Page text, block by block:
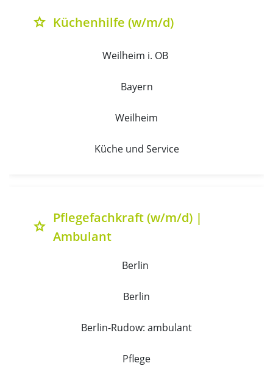
grade Küchenhilfe (w/m/d)
Weilheim i. OB
Bayern
Weilheim
Küche und Service
grade
Pflegefachkraft (w/m/d) |
Ambulant
Berlin
Berlin
Berlin-Rudow: ambulant
Pflege